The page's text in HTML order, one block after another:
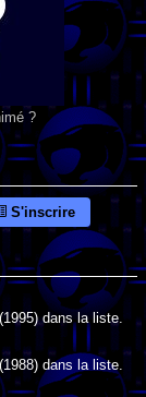
?
S'inscrire
dans la liste.
dans la liste.